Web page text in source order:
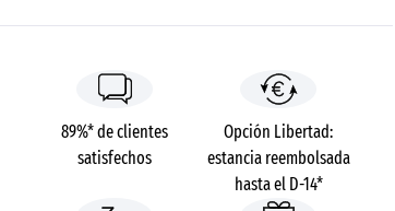
89%* de clientes
satisfechos
Opción Libertad:
estancia reembolsada
hasta el D-14*